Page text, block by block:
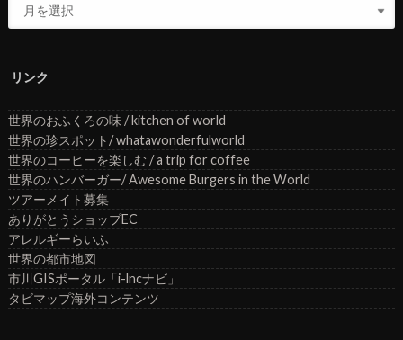
リンク
世界のおふくろの味 / kitchen of world
世界の珍スポット/ whatawonderfulworld
世界のコーヒーを楽しむ / a trip for coffee
世界のハンバーガー/ Awesome Burgers in the World
ツアーメイト募集
ありがとうショップEC
アレルギーらいふ
世界の都市地図
市川GISポータル「i-lncナビ」
タビマップ海外コンテンツ